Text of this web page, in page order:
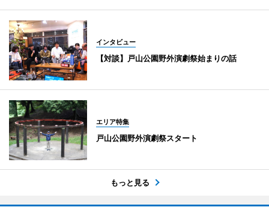
インタビュー
【対談】戸山公園野外演劇祭始まりの話
エリア特集
戸山公園野外演劇祭スタート
もっと見る